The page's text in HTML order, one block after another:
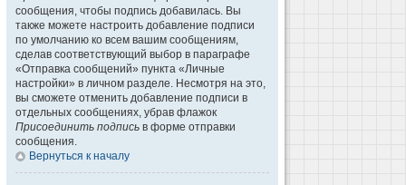
сообщения, чтобы подпись добавилась. Вы
также можете настроить добавление подписи
по умолчанию ко всем вашим сообщениям,
сделав соответствующий выбор в параграфе
«Отправка сообщений» пункта «Личные
настройки» в личном разделе. Несмотря на это,
вы сможете отменить добавление подписи в
отдельных сообщениях, убрав флажок
Присоединить подпись в форме отправки
сообщения.
Вернуться к началу